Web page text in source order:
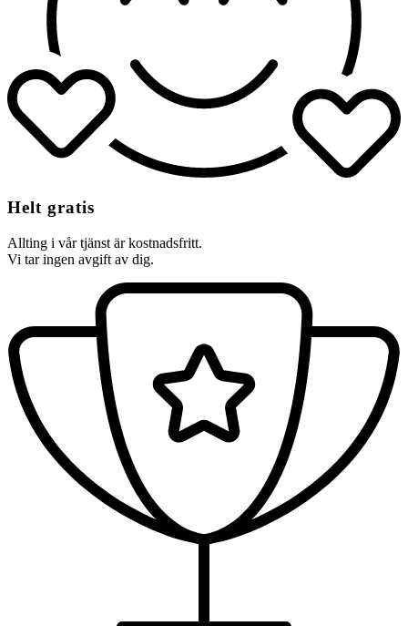
Helt gratis
Allting i vår tjänst är kostnadsfritt.
Vi tar ingen avgift av dig.